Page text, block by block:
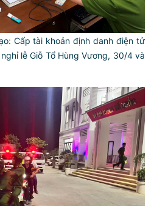
Cấp tài khoản định danh điện tử
lễ Giỗ Tổ Hùng Vương, 30/4 và